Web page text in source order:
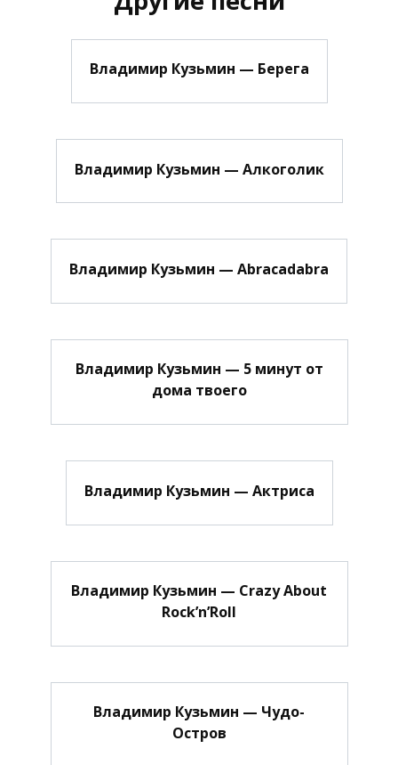
Владимир Кузьмин — Берега
Владимир Кузьмин — Алкоголик
Владимир Кузьмин — Abracadabra
Владимир Кузьмин — 5 минут от
дома твоего
Владимир Кузьмин — Актриса
Владимир Кузьмин — Crazy About
Rock’n’Roll
Владимир Кузьмин — Чудо-
Остров